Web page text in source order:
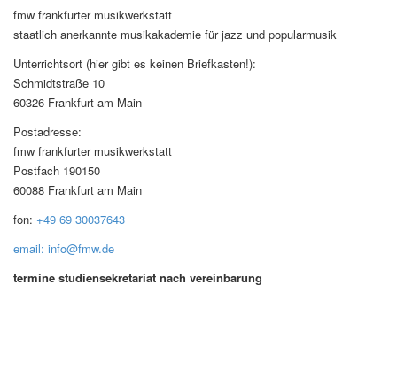
fmw frankfurter musikwerkstatt
staatlich anerkannte musikakademie für jazz und popularmusik
Unterrichtsort (hier gibt es keinen Briefkasten!):
Schmidtstraße 10
60326 Frankfurt am Main
Postadresse:
fmw frankfurter musikwerkstatt
Postfach 190150
60088 Frankfurt am Main
fon: +49 69 30037643
email: info@fmw.de
termine studiensekretariat nach vereinbarung